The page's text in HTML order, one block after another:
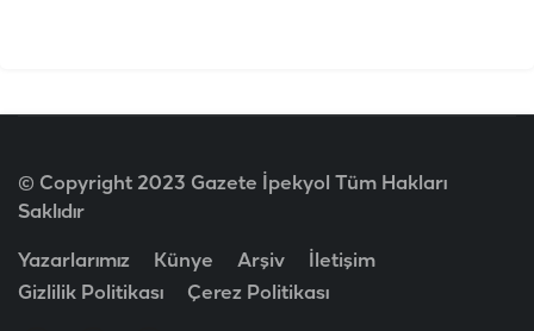
© Copyright 2023 Gazete İpekyol Tüm Hakları
Saklıdır
Yazarlarımız Künye Arşiv
İletişim
Gizlilik Politikası
Çerez Politikası